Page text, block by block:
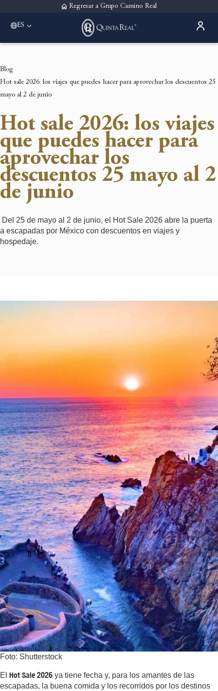
Regresar a Grupo Camino Real
ES Please select a destination
Quinta Real Aguascalientes
Guadalajara
Monterrey
Quinta Real Monterrey
Oaxaca
Quinta Real Huatulco
Quinta Real Oaxaca
Puebla
Quinta Real Puebla
Zacatecas
Blog
Hot sale 2026: los viajes que puedes hacer para aprovechar los descuentos 25
mayo al 2 de junio
Hot sale 2026: los viajes
que puedes hacer para
aprovechar los
descuentos 25 mayo al 2
de junio
Del 25 de mayo al 2 de junio, el Hot Sale 2026 abre la puerta
a escapadas por México con descuentos en viajes y
hospedaje.
Foto: Shutterstock
El Hot Sale 2026 ya tiene fecha y, para los amantes de las
escapadas, la buena comida y los recorridos por los destinos